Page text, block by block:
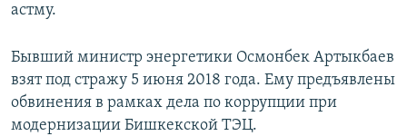
астму.
Бывший министр энергетики Осмонбек Артыкбаев
взят под стражу 5 июня 2018 года. Ему предъявлены
обвинения в рамках дела по коррупции при
модернизации Бишкекской ТЭЦ.